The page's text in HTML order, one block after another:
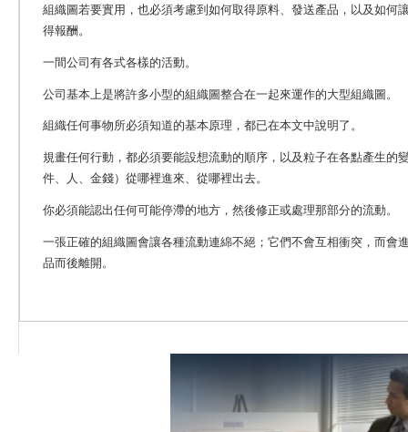
組織圖若要實用，也必須考慮到如何取得原料、發送產品，以及如何
得報酬。
一間公司有各式各樣的活動。
公司基本上是將許多小型的組織圖整合在一起來運作的大型組織圖。
組織任何事物所必須知道的基本原理，都已在本文中說明了。
規畫任何行動，都必須要能設想流動的順序，以及粒子在各點產生的
件、人、金錢）從哪裡進來、從哪裡出去。
你必須能認出任何可能停滯的地方，然後修正或處理那部分的流動。
一張正確的組織圖會讓各種流動連綿不絕；它們不會互相衝突，而會
品而後離開。